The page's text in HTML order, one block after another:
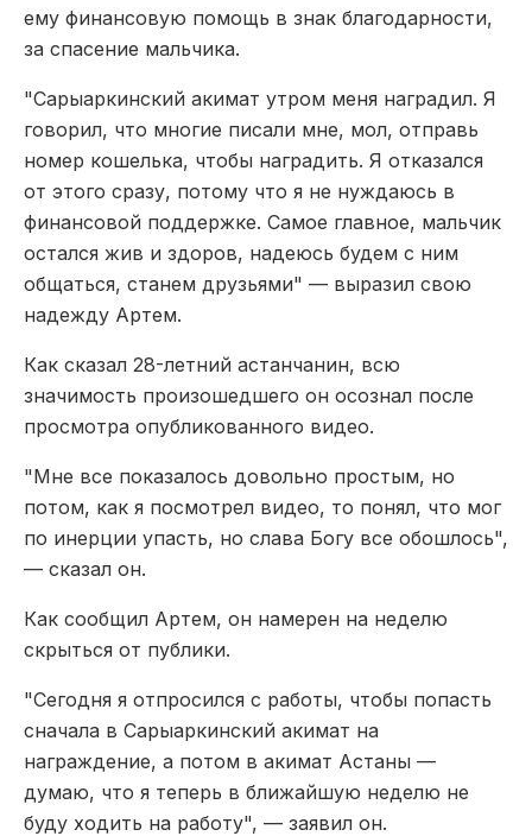
ему финансовую помощь в знак благодарности,
за спасение мальчика.
"Сарыаркинский акимат утром меня наградил. Я
говорил, что многие писали мне, мол, отправь
номер кошелька, чтобы наградить. Я отказался
от этого сразу, потому что я не нуждаюсь в
финансовой поддержке. Самое главное, мальчик
остался жив и здоров, надеюсь будем с ним
общаться, станем друзьями" — выразил свою
надежду Артем.
Как сказал 28-летний астанчанин, всю
значимость произошедшего он осознал после
просмотра опубликованного видео.
"Мне все показалось довольно простым, но
потом, как я посмотрел видео, то понял, что мог
по инерции упасть, но слава Богу все обошлось",
— сказал он.
Как сообщил Артем, он намерен на неделю
скрыться от публики.
"Сегодня я отпросился с работы, чтобы попасть
сначала в Сарыаркинский акимат на
награждение, а потом в акимат Астаны —
думаю, что я теперь в ближайшую неделю не
буду ходить на работу", — заявил он.